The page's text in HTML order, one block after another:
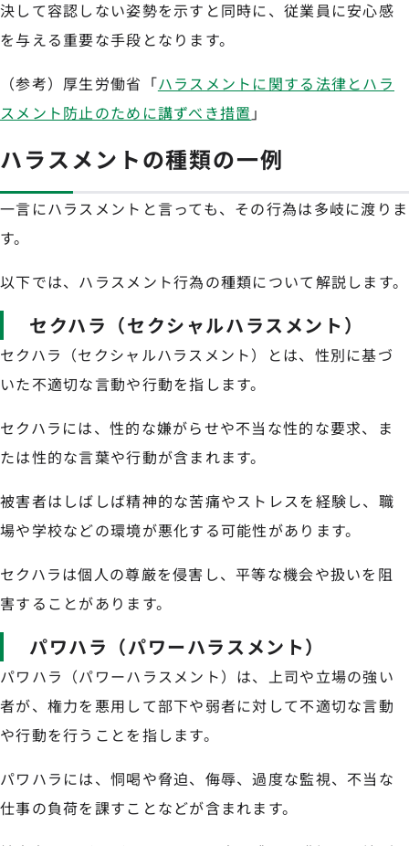
決して容認しない姿勢を示すと同時に、従業員に安心感
を与える重要な手段となります。
（参考）厚生労働省「ハラスメントに関する法律とハラ
スメント防止のために講ずべき措置 」
ハラスメントの種類の一例
一言にハラスメントと言っても、その行為は多岐に渡りま
す。
以下では、ハラスメント行為の種類について解説します。
セクハラ（セクシャルハラスメント）
セクハラ（セクシャルハラスメント）とは、性別に基づ
いた不適切な言動や行動を指します。
セクハラには、性的な嫌がらせや不当な性的な要求、ま
たは性的な言葉や行動が含まれます。
被害者はしばしば精神的な苦痛やストレスを経験し、職
場や学校などの環境が悪化する可能性があります。
セクハラは個人の尊厳を侵害し、平等な機会や扱いを阻
害することがあります。
パワハラ（パワーハラスメント）
パワハラ（パワーハラスメント）は、上司や立場の強い
者が、権力を悪用して部下や弱者に対して不適切な言動
や行動を行うことを指します。
パワハラには、恫喝や脅迫、侮辱、過度な監視、不当な
仕事の負荷を課すことなどが含まれます。